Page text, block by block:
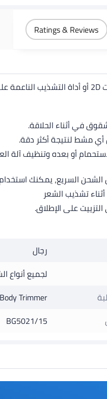
Ratings & Reviews
في أثناء الحلاقة.
أو بعده وتنظيف آلة
تشذيب الشعر
على الإطلاق.
رجال
لجميع أنواع
Trimmer
BG5021/15